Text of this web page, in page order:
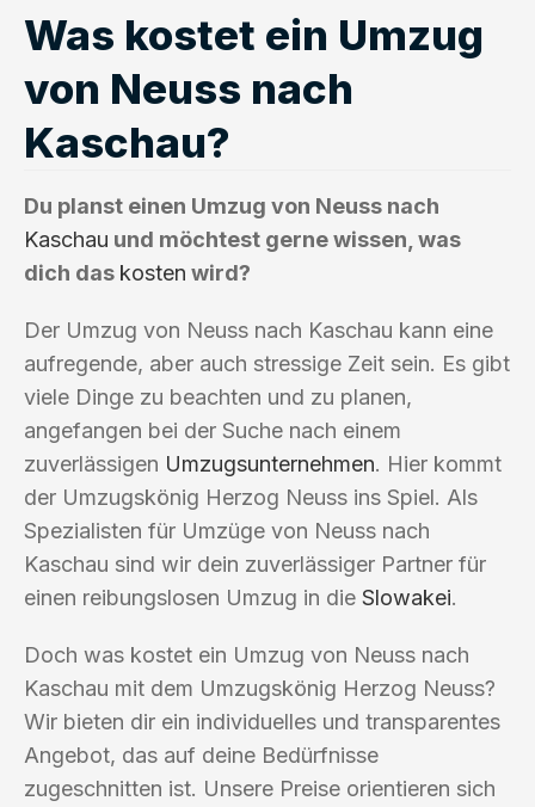
Was kostet ein Umzug
von Neuss nach
Kaschau?
Du planst einen Umzug von Neuss nach
Kaschau und möchtest gerne wissen, was
dich das kosten wird?
Der Umzug von Neuss nach Kaschau kann eine
aufregende, aber auch stressige Zeit sein. Es gibt
viele Dinge zu beachten und zu planen,
angefangen bei der Suche nach einem
zuverlässigen Umzugsunternehmen. Hier kommt
der Umzugskönig Herzog Neuss ins Spiel. Als
Spezialisten für Umzüge von Neuss nach
Kaschau sind wir dein zuverlässiger Partner für
einen reibungslosen Umzug in die Slowakei.
Doch was kostet ein Umzug von Neuss nach
Kaschau mit dem Umzugskönig Herzog Neuss?
Wir bieten dir ein individuelles und transparentes
Angebot, das auf deine Bedürfnisse
zugeschnitten ist. Unsere Preise orientieren sich